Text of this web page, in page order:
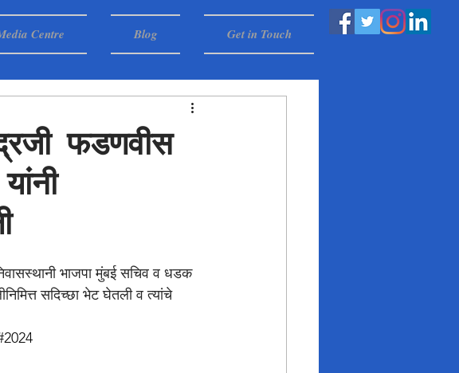
Centre Blog Get in Touch
फडणवीस
भाजपा मुंबई सचिव व धडक
सदिच्छा भेट घेतली व त्यांचे